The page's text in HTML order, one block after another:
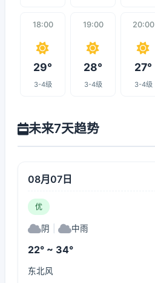
18:00
29°
3-4级
19:00
28°
3-4级
20:00
27°
3-4级
未来7天趋势
08月07日
优
阴 中雨
22° ~ 34°
东北风